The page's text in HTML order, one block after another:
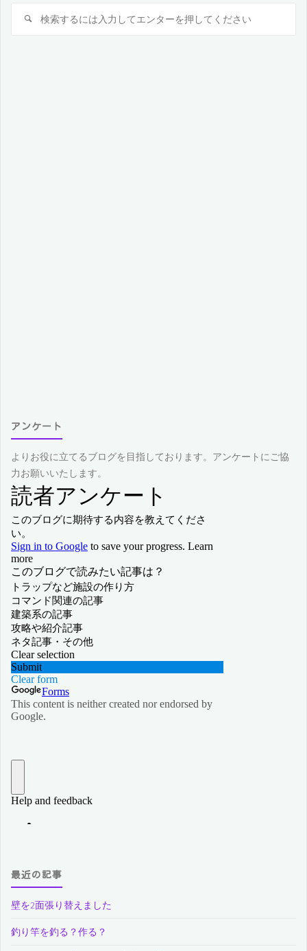
検
アンケート
よりお役に立てるブログを目指しております。アンケートにご協
力お願いいたします。
最近の記事
壁を2面張り替えました
釣り竿を釣る？作る？